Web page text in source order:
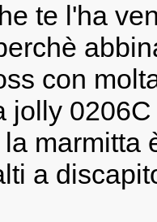
te l'ha
con
jolly
marmitta
a